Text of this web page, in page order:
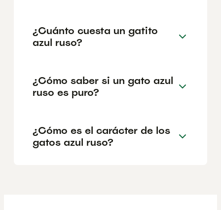
¿Cuánto cuesta un gatito
azul ruso?
¿Cómo saber si un gato azul
ruso es puro?
¿Cómo es el carácter de los
gatos azul ruso?